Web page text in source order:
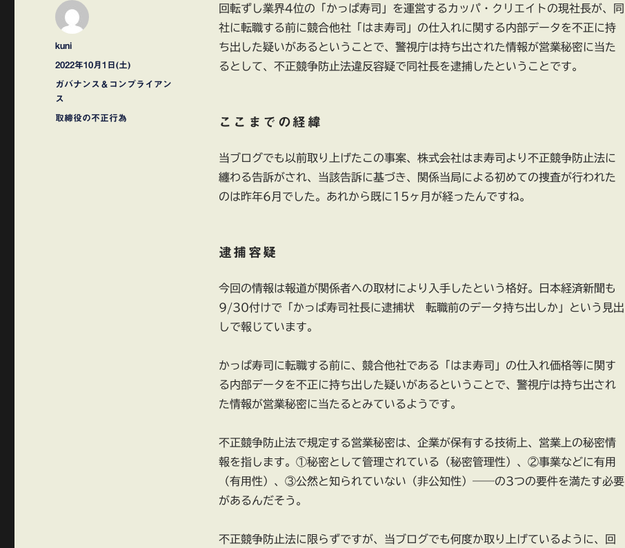
回転ずし業界4位の「かっぱ寿司」を運営するカッパ・クリエイトの現社長が、同
社に転職する前に競合他社「はま寿司」の仕入れに関する内部データを不正に持
ち出した疑いがあるということで、警視庁は持ち出された情報が営業秘密に当た
るとして、不正競争防止法違反容疑で同社長を逮捕したということです。
ここまでの経緯
当ブログでも以前取り上げたこの事案、株式会社はま寿司より不正競争防止法に
纏わる告訴がされ、当該告訴に基づき、関係当局による初めての捜査が行われた
のは昨年6月でした。あれから既に15ヶ月が経ったんですね。
逮捕容疑
今回の情報は報道が関係者への取材により入手したという格好。日本経済新聞も
9/30付けで「かっぱ寿司社長に逮捕状 転職前のデータ持ち出しか」という見出
しで報じています。
かっぱ寿司に転職する前に、競合他社である「はま寿司」の仕入れ価格等に関す
る内部データを不正に持ち出した疑いがあるということで、警視庁は持ち出され
た情報が営業秘密に当たるとみているようです。
不正競争防止法で規定する営業秘密は、企業が保有する技術上、営業上の秘密情
報を指します。①秘密として管理されている（秘密管理性）、②事業などに有用
（有用性）、③公然と知られていない（非公知性）――の3つの要件を満たす必要
があるんだそう。
不正競争防止法に限らずですが、当ブログでも何度か取り上げているように、回
投
稿
kuni
投
稿
日:
2022年10月1日(土)
カ
テ
ゴ
ガバナンス＆コンプライアン
ス
タ
取締役の不正行為